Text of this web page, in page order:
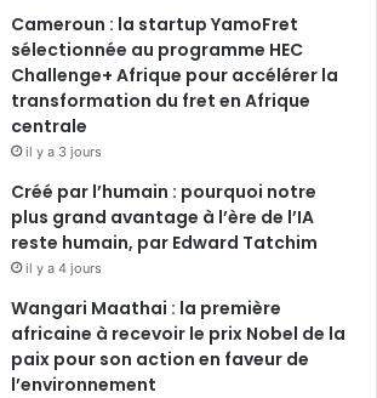
k
n
a
m
Cameroun : la startup YamoFret
sélectionnée au programme HEC
Challenge+ Afrique pour accélérer la
transformation du fret en Afrique
centrale
il y a 3 jours
Créé par l’humain : pourquoi notre
plus grand avantage à l’ère de l’IA
reste humain, par Edward Tatchim
il y a 4 jours
Wangari Maathai : la première
africaine à recevoir le prix Nobel de la
paix pour son action en faveur de
l’environnement